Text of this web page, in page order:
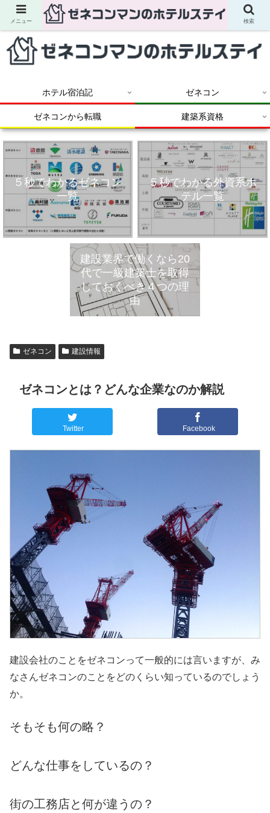
ホテル宿泊記 ゼネコン
ゼネコンから転職 建築系資格
５秒でわかるゼネコン
一覧
５秒でわかる外資系ホ
テル一覧
建設業界で働くなら20
代で一級建築士を取得
しておくべき４つの理
由
ゼネコン 建設情報
ゼネコンとは？どんな企業なのか解説
Twitter Facebook
建設会社のことをゼネコンって一般的には言いますが、み
なさんゼネコンのことをどのくらい知っているのでしょう
か。
そもそも何の略？
どんな仕事をしているの？
街の工務店と何が違うの？
メニュー 検索